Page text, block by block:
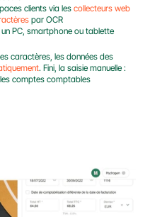
clients via les collecteurs web
par OCR
PC, smartphone ou tablette
caractères, les données des
. Fini, la saisie manuelle :
comptes comptables